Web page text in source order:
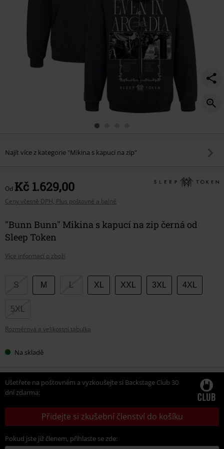
Najít více z kategorie "Mikina s kapucí na zip"
Od Kč 1.629,00
Ceny včetně DPH, Plus poštovné a balné
"Bunn Bunn" Mikina s kapucí na zip černá od
Sleep Token
Více informací o zboží
Vyberte
velikost
S M XL XXL 3XL 4XL
5XL
Rozměrová a velikostní tabulka
Na skladě
Ušetřete na poštovném a vyzkoušejte si Backstage Club 30
dní zdarma:
Přidejte si zkušební členství do košíku
Pokud jste již členem, přihlaste se zde: